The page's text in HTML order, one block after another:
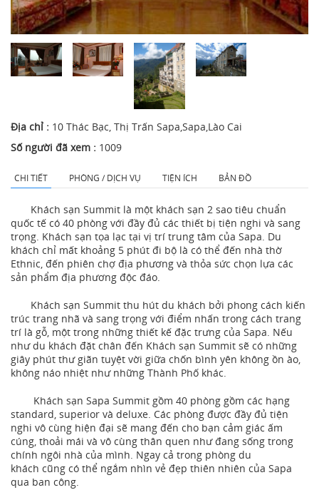
Địa chỉ : 10 Thác Bạc, Thị Trấn Sapa,Sapa,Lào Cai
Số người đã xem : 1009
CHI TIẾT PHÒNG / DỊCH VỤ TIỆN ÍCH BẢN ĐỒ
Khách sạn Summit là một khách sạn 2 sao tiêu chuẩn
quốc tế có 40 phòng với đầy đủ các thiết bị tiện nghi và sang
trọng. Khách sạn tọa lạc tại vị trí trung tâm của Sapa. Du
khách chỉ mất khoảng 5 phút đi bộ là có thể đến nhà thờ
Ethnic, đến phiên chợ địa phương và thỏa sức chọn lựa các
sản phẩm địa phương độc đáo.
Khách sạn Summit thu hút du khách bởi phong cách kiến
trúc trang nhã và sang trọng với điểm nhấn trong cách trang
trí là gỗ, một trong những thiết kế đặc trưng của Sapa. Nếu
như du khách đặt chân đến Khách sạn Summit sẽ có những
giây phút thư giãn tuyệt vời giữa chốn bình yên không ồn ào,
không náo nhiệt như những Thành Phố khác.
Khách sạn Sapa Summit gồm 40 phòng gồm các hạng
standard, superior và deluxe. Các phòng được đầy đủ tiện
nghi vô cùng hiện đại sẽ mang đến cho bạn cảm giác ấm
cúng, thoải mái và vô cùng thân quen như đang sống trong
chính ngôi nhà của mình. Ngay cả trong phòng du
khách cũng có thể ngắm nhìn vẻ đẹp thiên nhiên của Sapa
qua ban công.